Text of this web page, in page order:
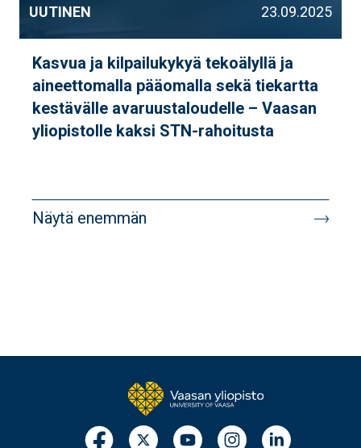
UUTINEN 23.09.2025
Kasvua ja kilpailukykyä tekoälyllä ja
aineettomalla pääomalla sekä tiekartta
kestävälle avaruustaloudelle – Vaasan
yliopistolle kaksi STN-rahoitusta
Sivutus
Näytä enemmän